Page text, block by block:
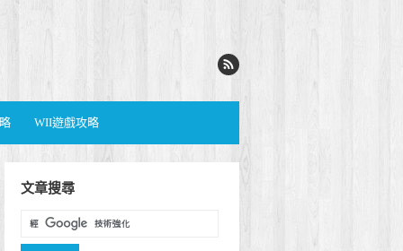
WII遊戲攻略
文章搜尋